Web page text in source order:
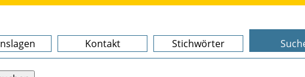
Kontakt Stichwörter